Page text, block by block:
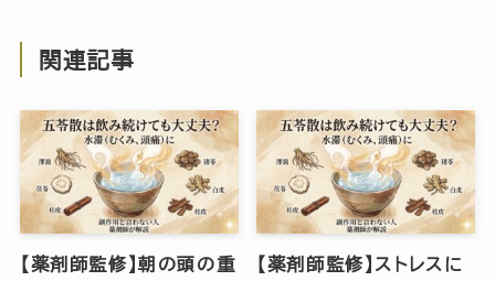
関連記事
【薬剤師監修】朝の頭の重
【薬剤師監修】ストレスに